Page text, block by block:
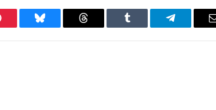
Bluesky Threads Tumblr Telegram